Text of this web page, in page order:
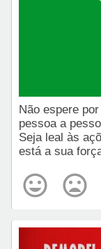
Não espere
pessoa a
Seja leal às
está a sua